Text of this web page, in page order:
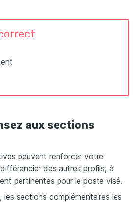
aux sections
peuvent renforcer votre
des autres profils, à
pertinentes pour le poste visé.
sections complémentaires les